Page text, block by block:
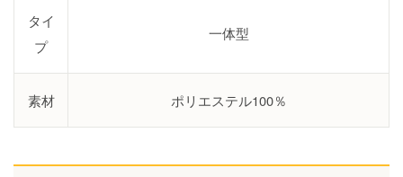
タイ
プ
一体型
素材 ポリエステル100％